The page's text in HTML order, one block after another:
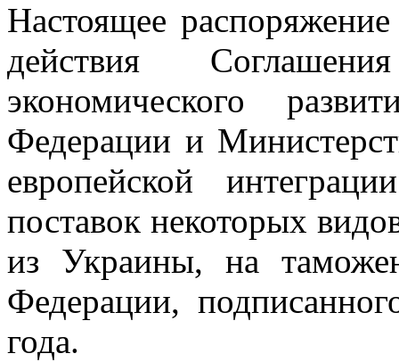
Настоящее
действия
экономического
Федерации и
европейской
поставок некоторых
из Украины, на
Федерации,
года.